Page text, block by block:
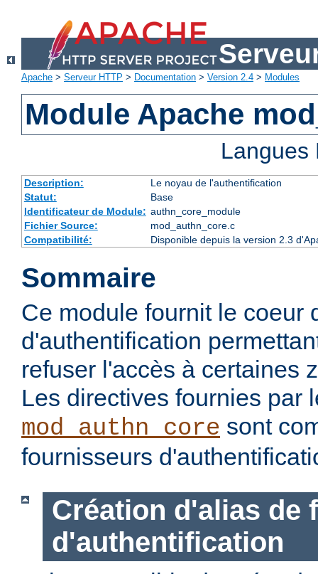
Apache > Serveur HTTP > Documentation > Version 2.4 > Modules
Module Apache
Description:
Le noyau de l'authentification
Statut:
Base
Identificateur de Module: authn_core_module
Fichier Source:
mod_authn_core.c
Compatibilité:
Disponible depuis la version 2.3
Sommaire
Ce module fournit le coeur
d'authentification
refuser l'accès à certaines
Les directives fournies par
mod_authn_core sont
fournisseurs
Création d'alias de
d'authentification